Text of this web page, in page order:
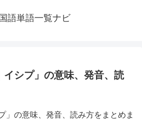
語単語一覧ナビ
イシプ」の意味、発音、読
」の意味、発音、読み方をまとめま